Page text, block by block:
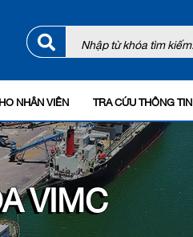
NHÂN VIÊN TRA CỨU THÔNG TIN
VIMC